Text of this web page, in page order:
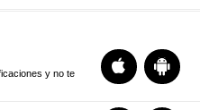
y no te